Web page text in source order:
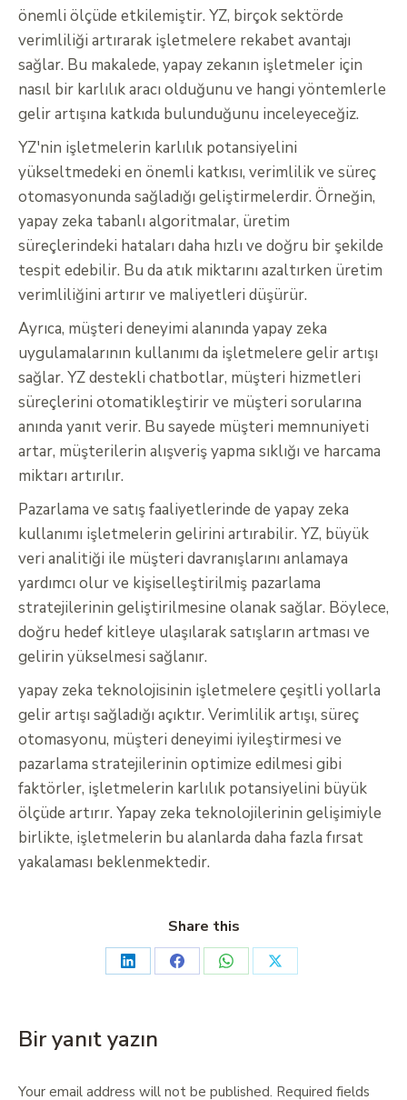
önemli ölçüde etkilemiştir. YZ, birçok sektörde
verimliliği artırarak işletmelere rekabet avantajı
sağlar. Bu makalede, yapay zekanın işletmeler için
nasıl bir karlılık aracı olduğunu ve hangi yöntemlerle
gelir artışına katkıda bulunduğunu inceleyeceğiz.
YZ'nin işletmelerin karlılık potansiyelini
yükseltmedeki en önemli katkısı, verimlilik ve süreç
otomasyonunda sağladığı geliştirmelerdir. Örneğin,
yapay zeka tabanlı algoritmalar, üretim
süreçlerindeki hataları daha hızlı ve doğru bir şekilde
tespit edebilir. Bu da atık miktarını azaltırken üretim
verimliliğini artırır ve maliyetleri düşürür.
Ayrıca, müşteri deneyimi alanında yapay zeka
uygulamalarının kullanımı da işletmelere gelir artışı
sağlar. YZ destekli chatbotlar, müşteri hizmetleri
süreçlerini otomatikleştirir ve müşteri sorularına
anında yanıt verir. Bu sayede müşteri memnuniyeti
artar, müşterilerin alışveriş yapma sıklığı ve harcama
miktarı artırılır.
Pazarlama ve satış faaliyetlerinde de yapay zeka
kullanımı işletmelerin gelirini artırabilir. YZ, büyük
veri analitiği ile müşteri davranışlarını anlamaya
yardımcı olur ve kişiselleştirilmiş pazarlama
stratejilerinin geliştirilmesine olanak sağlar. Böylece,
doğru hedef kitleye ulaşılarak satışların artması ve
gelirin yükselmesi sağlanır.
yapay zeka teknolojisinin işletmelere çeşitli yollarla
gelir artışı sağladığı açıktır. Verimlilik artışı, süreç
otomasyonu, müşteri deneyimi iyileştirmesi ve
pazarlama stratejilerinin optimize edilmesi gibi
faktörler, işletmelerin karlılık potansiyelini büyük
ölçüde artırır. Yapay zeka teknolojilerinin gelişimiyle
birlikte, işletmelerin bu alanlarda daha fazla fırsat
yakalaması beklenmektedir.
Share this
Bir yanıt yazın
Your email address will not be published. Required fields